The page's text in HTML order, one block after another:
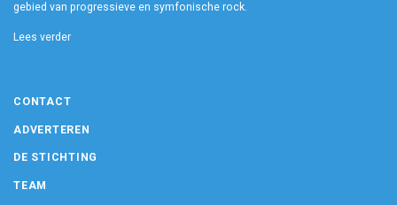
gebied van progressieve en symfonische rock.
Lees verder
CONTACT
ADVERTEREN
DE STICHTING
TEAM